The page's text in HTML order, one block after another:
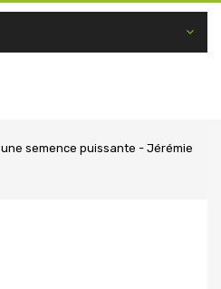
semence puissante - Jérémie